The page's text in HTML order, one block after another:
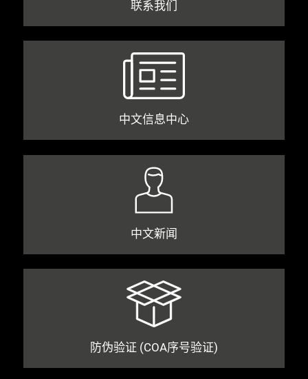
联系我们
中文信息中心
中文新闻
防伪验证 (COA序号验证)